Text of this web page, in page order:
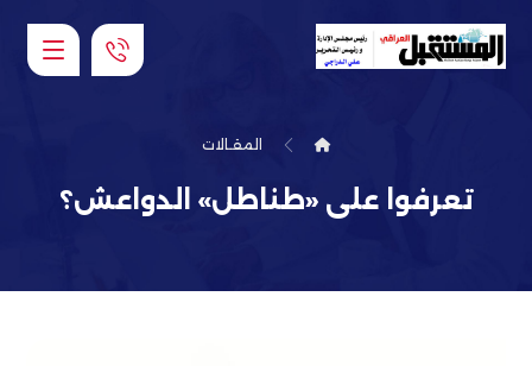
المقـالات
تعرفوا على «طناطل» الدواعش؟